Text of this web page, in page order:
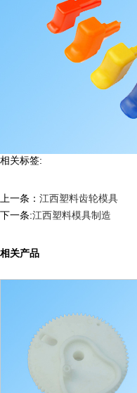
相关标签:
上一条： 江西塑料齿轮模具
下一条:江西塑料模具制造
相关产品